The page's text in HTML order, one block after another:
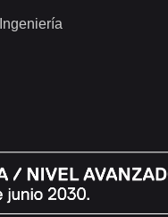
Ingeniería